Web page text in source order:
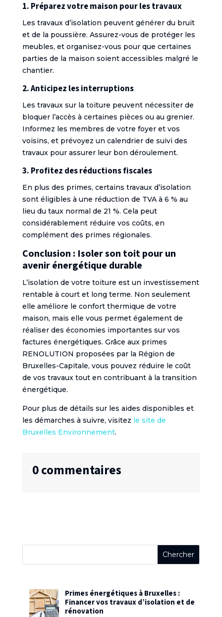
1. Préparez votre maison pour les travaux
Les travaux d’isolation peuvent générer du bruit
et de la poussière. Assurez-vous de protéger les
meubles, et organisez-vous pour que certaines
parties de la maison soient accessibles malgré le
chantier.
2. Anticipez les interruptions
Les travaux sur la toiture peuvent nécessiter de
bloquer l’accès à certaines pièces ou au grenier.
Informez les membres de votre foyer et vos
voisins, et prévoyez un calendrier de suivi des
travaux pour assurer leur bon déroulement.
3. Profitez des réductions fiscales
En plus des primes, certains travaux d’isolation
sont éligibles à une réduction de TVA à 6 % au
lieu du taux normal de 21 %. Cela peut
considérablement réduire vos coûts, en
complément des primes régionales.
Conclusion : Isoler son toit pour un
avenir énergétique durable
L’isolation de votre toiture est un investissement
rentable à court et long terme. Non seulement
elle améliore le confort thermique de votre
maison, mais elle vous permet également de
réaliser des économies importantes sur vos
factures énergétiques. Grâce aux primes
RENOLUTION proposées par la Région de
Bruxelles-Capitale, vous pouvez réduire le coût
de vos travaux tout en contribuant à la transition
énergétique.
Pour plus de détails sur les aides disponibles et
les démarches à suivre, visitez le site de
Bruxelles Environnement.
0 commentaires
Primes énergétiques à Bruxelles :
Financer vos travaux d’isolation et de
rénovation